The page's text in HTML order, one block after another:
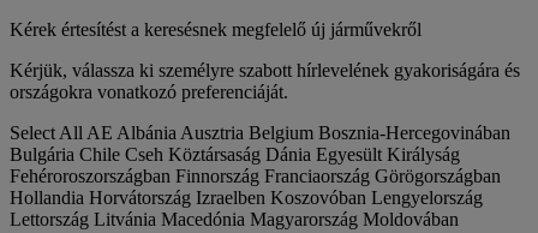
Kérek értesítést a keresésnek megfelelő új járművekről
Kérjük, válassza ki személyre szabott hírlevelének gyakoriságára és
országokra vonatkozó preferenciáját.
Select All AE Albánia Ausztria Belgium Bosznia-Hercegovinában
Bulgária Chile Cseh Köztársaság Dánia Egyesült Királyság
Fehéroroszországban Finnország Franciaország Görögországban
Hollandia Horvátország Izraelben Koszovóban Lengyelország
Lettország Litvánia Macedónia Magyarország Moldovában